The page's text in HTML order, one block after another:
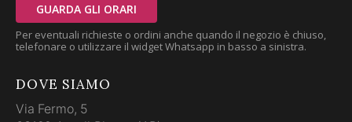
GUARDA GLI ORARI
Per eventuali richieste o ordini anche quando il negozio è chiuso,
telefonare o utilizzare il widget Whatsapp in basso a sinistra.
DOVE SIAMO
Via Fermo, 5